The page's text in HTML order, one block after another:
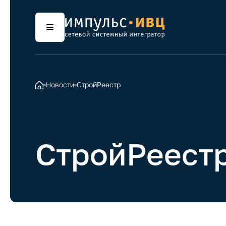
Новости СтройРеестр